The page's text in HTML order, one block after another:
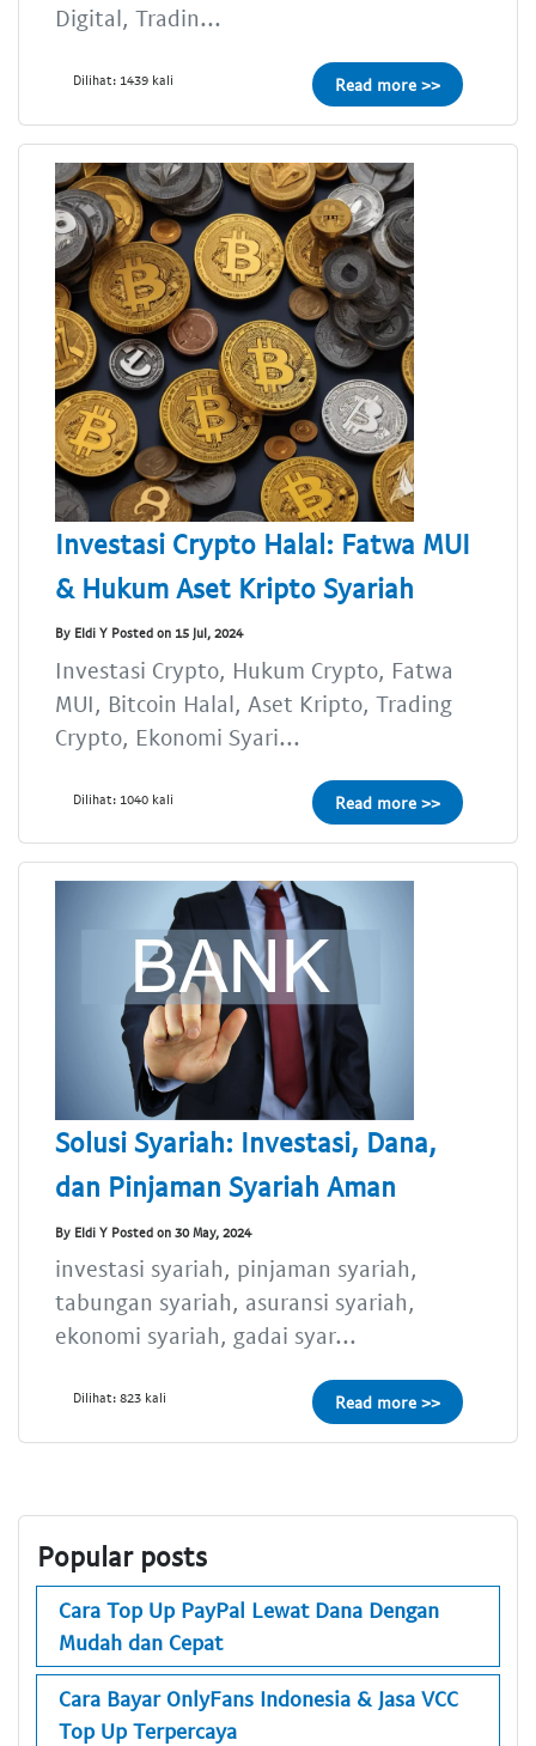
Digital, Tradin...
Dilihat: 1439 kali Read more >>
Investasi Crypto Halal: Fatwa MUI
& Hukum Aset Kripto Syariah
By Eldi Y Posted on 15 Jul, 2024
Investasi Crypto, Hukum Crypto, Fatwa
MUI, Bitcoin Halal, Aset Kripto, Trading
Crypto, Ekonomi Syari...
Dilihat: 1040 kali Read more >>
Solusi Syariah: Investasi, Dana,
dan Pinjaman Syariah Aman
By Eldi Y Posted on 30 May, 2024
investasi syariah, pinjaman syariah,
tabungan syariah, asuransi syariah,
ekonomi syariah, gadai syar...
Dilihat: 823 kali Read more >>
Popular posts
Cara Top Up PayPal Lewat Dana Dengan
Mudah dan Cepat
Cara Bayar OnlyFans Indonesia & Jasa VCC
Top Up Terpercaya